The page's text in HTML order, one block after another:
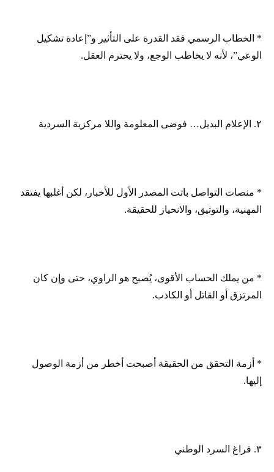
* الخطاب الرسمي فقد القدرة على التأثير و”إعادة تشكيل
الوعي”، لأنه لا يخاطب الوجع، ولا يحترم العقل.
٢. الإعلام البديل… فوضى المعلومة واللا مركزية السردية
* منصات التواصل باتت المصدر الأول للأخبار، لكن أغلبها يفتقد
المهنية، والتوثيق، والانحياز للحقيقة.
* من يملك الحساب الأقوى، يُصبح هو الراوي، حتى وإن كان
المرتزق أو القاتل أو الكاذب.
* أزمة التحقق من الحقيقة أصبحت أخطر من أزمة الوصول
إليها.
٣. فراغ السرد الوطني